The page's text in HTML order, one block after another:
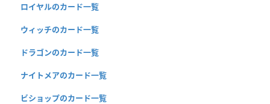
ロイヤルのカード一覧
ウィッチのカード一覧
ドラゴンのカード一覧
ナイトメアのカード一覧
ビショップのカード一覧